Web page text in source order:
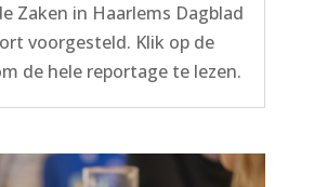
Zaken in Haarlems Dagblad
voorgesteld. Klik op de
de hele reportage te lezen.